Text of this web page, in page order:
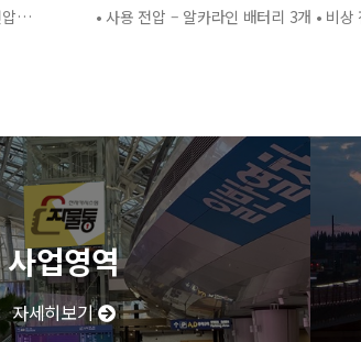
• 사용 전압 – 알카라인 배터리 3개 • 비상 전압 - DC3.2V±0.2V • 전력 소비량 – 정전류 : ≤30μA 동작전류 : ≤150 MA • 사용 환경 – 온도 : 0℃ ~ +70℃ 습도 : RH 20% ~ RH95%RH 사용방법 < 잠금방법 > - 비밀번호 4자리 숫자를 입력하면 문이 자동으로 잠깁니다. < 찾는방법> - 입력했던 비밀번호 4자리 숫자를 누르면 자동으로 문이 열립니다. - 비밀번호를 잊었을 경우 마스터키 사용 가능 특징 - 마스터키 10개까지 등록가능 - 버튼 백라이트 - 배터리 방전 시 외부전원 공급기 사용가능 - 자동/수동 잠금 설정 가능 - 마스터 비밀번호 설정 가능 - 무음모드 가능 - 125Khz [이 게시물은 관리자님에 의해 2026-06-18 11:43:04 제품소개에서 복사 됨]
사업영역
자세히보기